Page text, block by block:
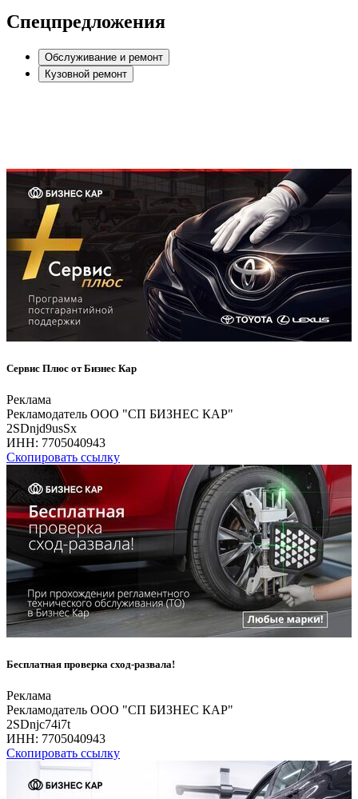
Спецпредложения
Обслуживание и ремонт
Кузовной ремонт
Сервис Плюс от Бизнес Кар
Реклама
Рекламодатель ООО "СП БИЗНЕС КАР"
2SDnjd9usSx
ИНН: 7705040943
Скопировать ссылку
Бесплатная проверка сход-развала!
Реклама
Рекламодатель ООО "СП БИЗНЕС КАР"
2SDnjc74i7t
ИНН: 7705040943
Скопировать ссылку